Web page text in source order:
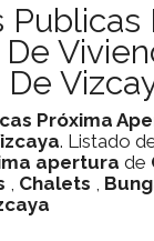
Publicas
De
Próxima
. Listado
apertura de
, Chalets ,